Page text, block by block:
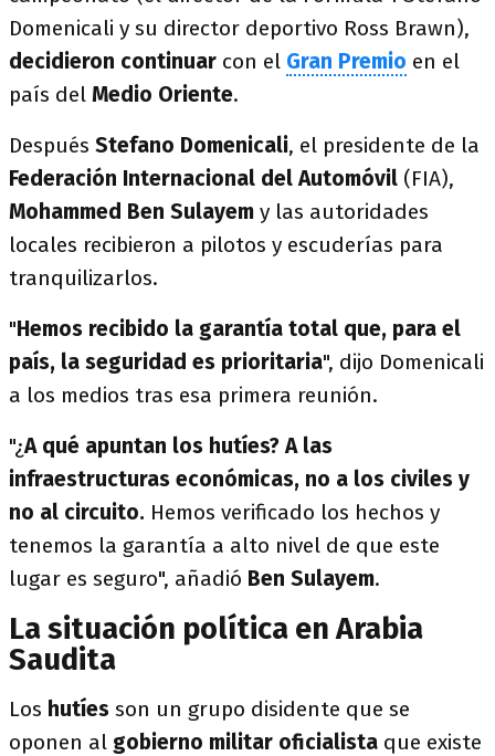
Domenicali y su director deportivo Ross Brawn),
decidieron continuar con el Gran Premio en el
país del Medio Oriente.
Después Stefano Domenicali, el presidente de la
Federación Internacional del Automóvil (FIA),
Mohammed Ben Sulayem y las autoridades
locales recibieron a pilotos y escuderías para
tranquilizarlos.
"Hemos recibido la garantía total que, para el
país, la seguridad es prioritaria", dijo Domenicali
a los medios tras esa primera reunión.
"¿A qué apuntan los hutíes? A las
infraestructuras económicas, no a los civiles y
no al circuito. Hemos verificado los hechos y
tenemos la garantía a alto nivel de que este
lugar es seguro", añadió Ben Sulayem.
La situación política en Arabia
Saudita
Los hutíes son un grupo disidente que se
oponen al gobierno militar oficialista que existe